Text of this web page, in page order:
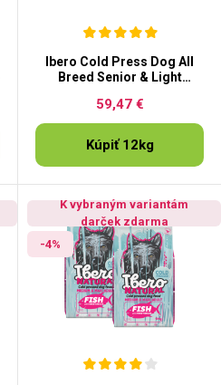
Ibero Cold Press Dog All
Breed Senior & Light
59,47 €
Kúpiť 12kg
K vybraným variantám
darček zdarma
-4%